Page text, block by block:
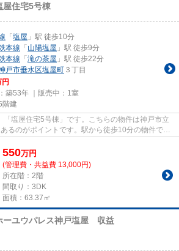
屋住宅5号棟
「 塩屋 」駅 徒歩10分
本線 「 山陽塩屋 」駅 徒歩9分
本線 「 滝の茶屋 」駅 徒歩22分
戸市垂水区塩屋町 ３丁目
築53年 ｜販売中： 1室
階建
「塩屋住宅5号棟」です。こちらの物件は神戸市立
るのがポイントです。駅から徒歩10分の物件で
んで...
550万円
(管理費・共益費 13,000円)
所在階：2階
間取り：3DK
面積：63.37㎡
ーユウパレス神戸塩屋 収益